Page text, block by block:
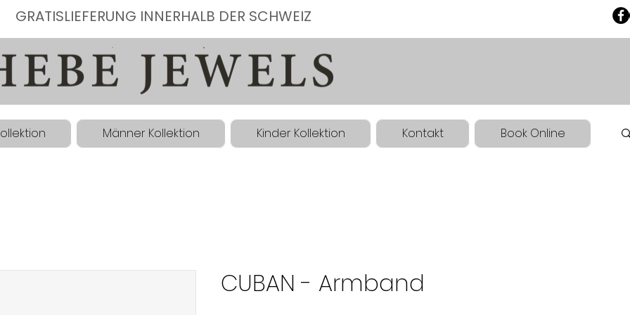
GRATISLIEFERUNG INNERHALB DER SCHWEIZ
Männer Kollektion Kinder Kollektion Kontakt Book Online
CUBAN - Armband